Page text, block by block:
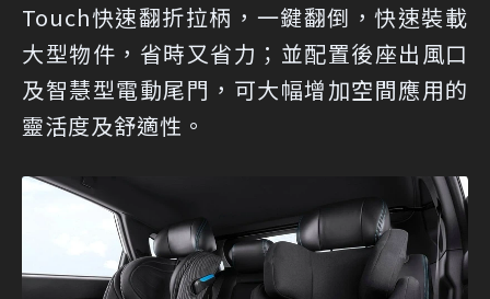
Touch快速翻折拉柄，一鍵翻倒，快速裝載
大型物件，省時又省力；並配置後座出風口
及智慧型電動尾門，可大幅增加空間應用的
靈活度及舒適性。